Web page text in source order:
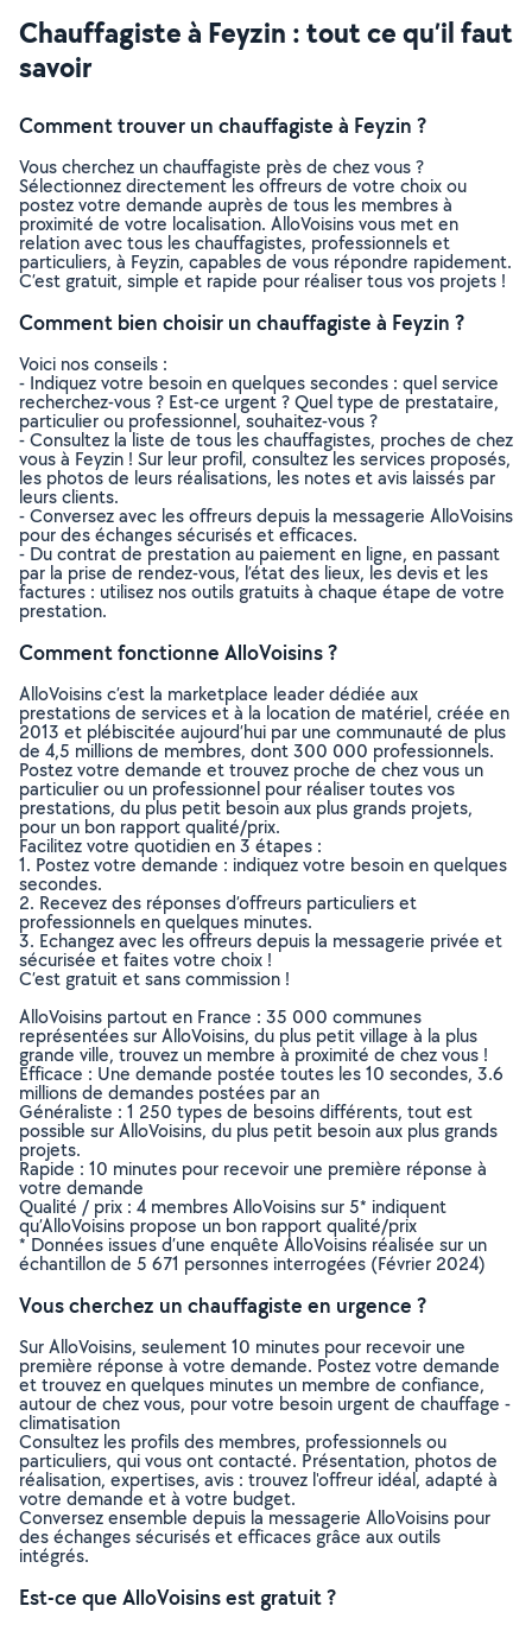
Chauffagiste à Feyzin : tout ce qu’il faut
savoir
Comment trouver un chauffagiste à Feyzin ?
Vous cherchez un chauffagiste près de chez vous ?
Sélectionnez directement les offreurs de votre choix ou
postez votre demande auprès de tous les membres à
proximité de votre localisation. AlloVoisins vous met en
relation avec tous les chauffagistes, professionnels et
particuliers, à Feyzin, capables de vous répondre rapidement.
C’est gratuit, simple et rapide pour réaliser tous vos projets !
Comment bien choisir un chauffagiste à Feyzin ?
Voici nos conseils :
- Indiquez votre besoin en quelques secondes : quel service
recherchez-vous ? Est-ce urgent ? Quel type de prestataire,
particulier ou professionnel, souhaitez-vous ?
- Consultez la liste de tous les chauffagistes, proches de chez
vous à Feyzin ! Sur leur profil, consultez les services proposés,
les photos de leurs réalisations, les notes et avis laissés par
leurs clients.
- Conversez avec les offreurs depuis la messagerie AlloVoisins
pour des échanges sécurisés et efficaces.
- Du contrat de prestation au paiement en ligne, en passant
par la prise de rendez-vous, l’état des lieux, les devis et les
factures : utilisez nos outils gratuits à chaque étape de votre
prestation.
Comment fonctionne AlloVoisins ?
AlloVoisins c’est la marketplace leader dédiée aux
prestations de services et à la location de matériel, créée en
2013 et plébiscitée aujourd’hui par une communauté de plus
de 4,5 millions de membres, dont 300 000 professionnels.
Postez votre demande et trouvez proche de chez vous un
particulier ou un professionnel pour réaliser toutes vos
prestations, du plus petit besoin aux plus grands projets,
pour un bon rapport qualité/prix.
Facilitez votre quotidien en 3 étapes :
1. Postez votre demande : indiquez votre besoin en quelques
secondes.
2. Recevez des réponses d’offreurs particuliers et
professionnels en quelques minutes.
3. Echangez avec les offreurs depuis la messagerie privée et
sécurisée et faites votre choix !
C’est gratuit et sans commission !
AlloVoisins partout en France : 35 000 communes
représentées sur AlloVoisins, du plus petit village à la plus
grande ville, trouvez un membre à proximité de chez vous !
Efficace : Une demande postée toutes les 10 secondes, 3.6
millions de demandes postées par an
Généraliste : 1 250 types de besoins différents, tout est
possible sur AlloVoisins, du plus petit besoin aux plus grands
projets.
Rapide : 10 minutes pour recevoir une première réponse à
votre demande
Qualité / prix : 4 membres AlloVoisins sur 5* indiquent
qu’AlloVoisins propose un bon rapport qualité/prix
* Données issues d’une enquête AlloVoisins réalisée sur un
échantillon de 5 671 personnes interrogées (Février 2024)
Vous cherchez un chauffagiste en urgence ?
Sur AlloVoisins, seulement 10 minutes pour recevoir une
première réponse à votre demande. Postez votre demande
et trouvez en quelques minutes un membre de confiance,
autour de chez vous, pour votre besoin urgent de chauffage -
climatisation
Consultez les profils des membres, professionnels ou
particuliers, qui vous ont contacté. Présentation, photos de
réalisation, expertises, avis : trouvez l'offreur idéal, adapté à
votre demande et à votre budget.
Conversez ensemble depuis la messagerie AlloVoisins pour
des échanges sécurisés et efficaces grâce aux outils
intégrés.
Est-ce que AlloVoisins est gratuit ?